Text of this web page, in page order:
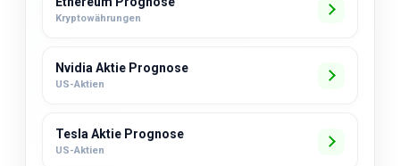
Kryptowährungen
Nvidia Aktie Prognose
US-Aktien
Tesla Aktie Prognose
US-Aktien